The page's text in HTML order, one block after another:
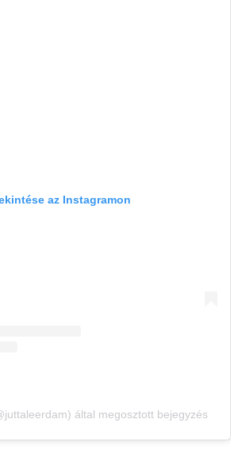
az Instagramon
által megosztott bejegyzés